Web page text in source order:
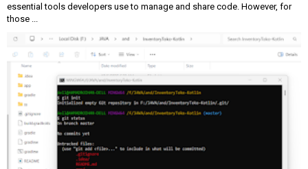
essential tools developers use to manage and share code. However, for
those ...